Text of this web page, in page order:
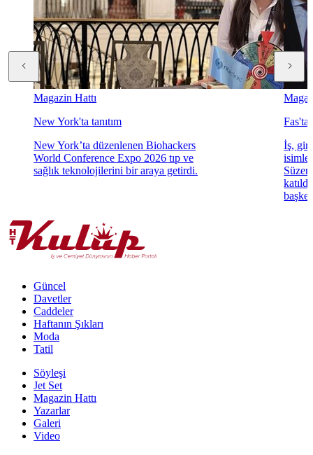
Magazin Hattı
New York'ta tanıtım
New York’ta düzenlenen Biohackers
World Conference Expo 2026 tıp ve
sağlık teknolojilerini bir araya getirdi.
Fas'ta
İş,
Güncel
Davetler
Caddeler
Haftanın Şıkları
Moda
Tatil
Söyleşi
Jet Set
Magazin Hattı
Yazarlar
Galeri
Video